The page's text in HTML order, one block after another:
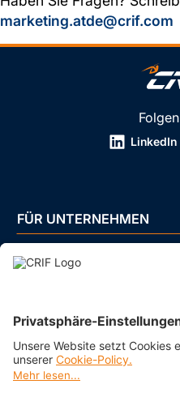
marketing.atde@crif.com
LinkedIn
FÜR UNTERNEHMEN
FÜR PRIVATPERSONEN
BRANCHEN